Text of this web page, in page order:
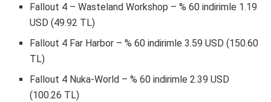
Fallout 4 – Wasteland Workshop – % 60 indirimle 1.19
USD (49.92 TL)
Fallout 4 Far Harbor – % 60 indirimle 3.59 USD (150.60
TL)
Fallout 4 Nuka-World – % 60 indirimle 2.39 USD
(100.26 TL)